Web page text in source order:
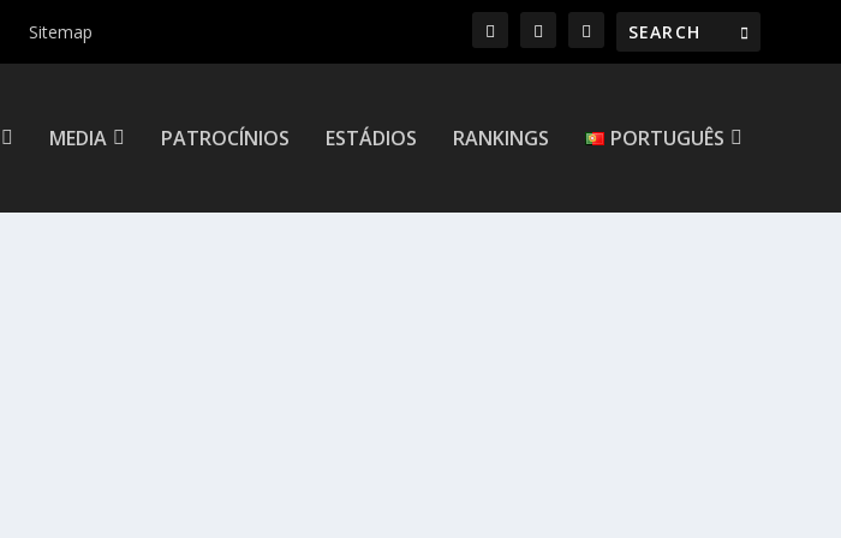
Sitemap
MEDIA PATROCÍNIOS ESTÁDIOS RANKINGS PORTUGUÊS